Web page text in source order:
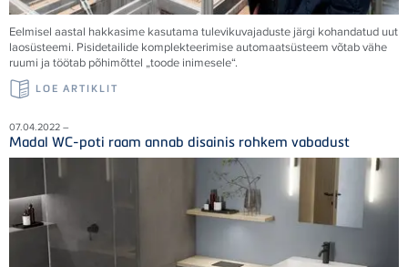
Eelmisel aastal hakkasime kasutama tulevikuvajaduste järgi kohandatud uut
laosüsteemi. Pisidetailide komplekteerimise automaatsüsteem võtab vähe
ruumi ja töötab põhimõttel „toode inimesele“.
LOE ARTIKLIT
07.04.2022 –
Madal WC-poti raam annab disainis rohkem vabadust